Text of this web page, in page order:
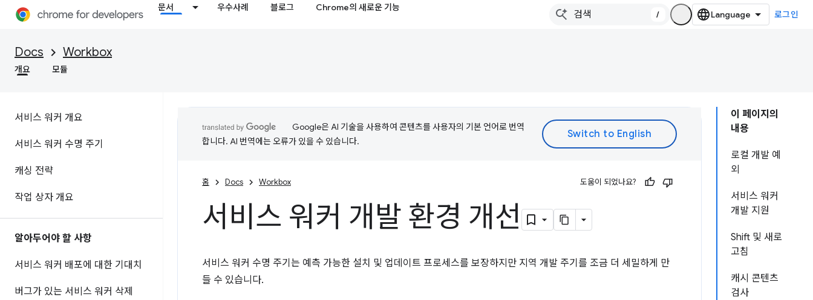
문서 우수사례 블로그 Chrome의 새로운 기능
/ 로그인
Docs Workbox
개요 모듈
서비스 워커 개요
서비스 워커 수명 주기
캐싱 전략
작업 상자 개요
알아두어야 할 사항
서비스 워커 배포에 대한 기대치
버그가 있는 서비스 워커 삭제
이 페이지의
내용
로컬 개발 예
외
서비스 워커
개발 지원
Shift 및 새로
고침
캐시 콘텐츠
검사
Google은 AI 기술을 사용하여 콘텐츠를 사용자의 기본 언어로 번역
합니다. AI 번역에는 오류가 있을 수 있습니다.
홈 Docs Workbox 도움이 되었나요?
서비스 워커 개발 환경 개선
서비스 워커 수명 주기는 예측 가능한 설치 및 업데이트 프로세스를 보장하지만 지역 개발 주기를 조금 더 세밀하게 만
들 수 있습니다.